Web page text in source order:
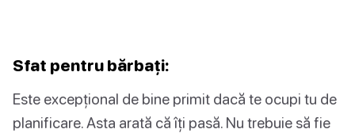
Sfat pentru bărbați:
Este excepțional de bine primit dacă te ocupi tu de
planificare. Asta arată că îți pasă. Nu trebuie să fie